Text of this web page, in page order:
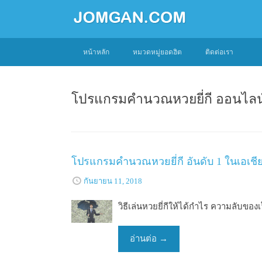
SKIP
หน้าหลัก หมวดหมู่ยอดฮิต ติดต่อเรา
โปรแกรมคำนวณหวยยี่กี ออนไล
โปรแกรมคำนวณหวยยี่กี อันดับ 1 ในเอเ
กันยายน 11, 2018
วิธีเล่นหวยยี่กีให้ได้กำไร ความลับขอ
อ่านต่อ →